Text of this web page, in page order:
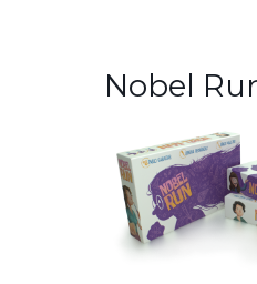
Nobel